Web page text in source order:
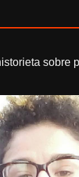
sobre